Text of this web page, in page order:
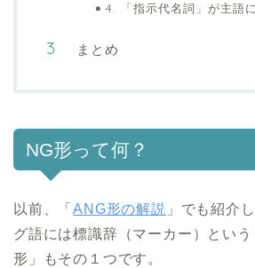
4. 「指示代名詞」が主語
まとめ
NG形って何？
以前、「ANG形の解説 」でも紹介
グ語には標識辞（マーカー）とい
形」もその１つです。